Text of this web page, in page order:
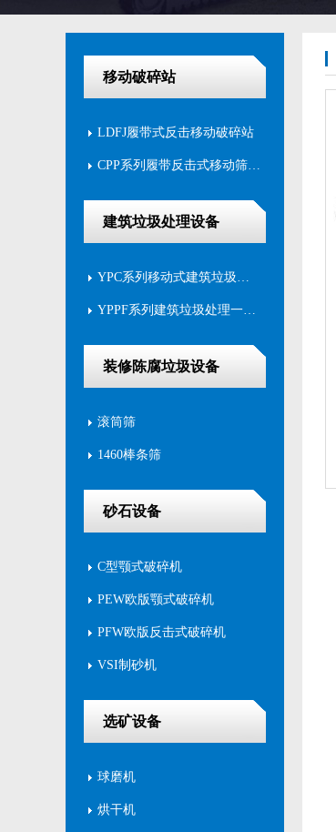
移动破碎站
LDFJ履带式反击移动破碎站
CPP系列履带反击式移动筛分站
建筑垃圾处理设备
YPC系列移动式建筑垃圾破碎筛分站
YPPF系列建筑垃圾处理一体站
装修陈腐垃圾设备
滚筒筛
1460棒条筛
砂石设备
C型颚式破碎机
PEW欧版颚式破碎机
PFW欧版反击式破碎机
VSI制砂机
选矿设备
球磨机
烘干机